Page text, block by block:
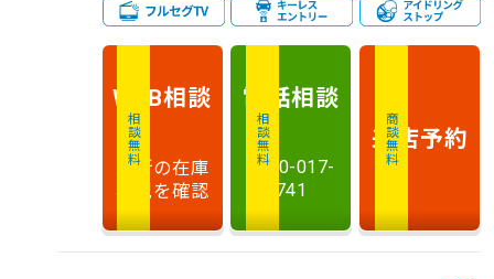
相談無料
WEB相談
最新の在庫
状況を確認
相談無料
電話相談
0120-017-
741
商談無料
来店予約